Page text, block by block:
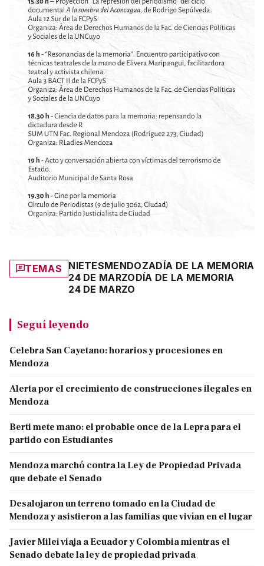
TEMAS NIETESMENDOZADÍA DE LA MEMORIA
24 DE MARZODÍA DE LA MEMORIA
24 DE MARZO
Seguí leyendo
Celebra San Cayetano: horarios y procesiones en
Mendoza
Alerta por el crecimiento de construcciones ilegales en
Mendoza
Berti mete mano: el probable once de la Lepra para el
partido con Estudiantes
Mendoza marchó contra la Ley de Propiedad Privada
que debate el Senado
Desalojaron un terreno tomado en la Ciudad de
Mendoza y asistieron a las familias que vivían en el lugar
Javier Milei viaja a Ecuador y Colombia mientras el
Senado debate la ley de propiedad privada